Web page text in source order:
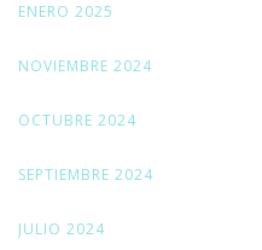
ENERO 2025
NOVIEMBRE 2024
OCTUBRE 2024
SEPTIEMBRE 2024
JULIO 2024